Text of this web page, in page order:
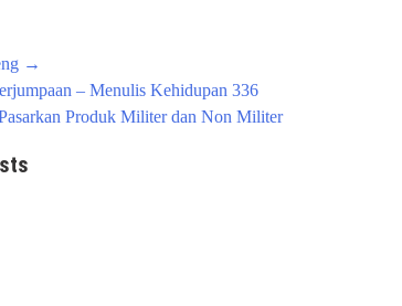
→
– Menulis Kehidupan 336
Produk Militer dan Non Militer